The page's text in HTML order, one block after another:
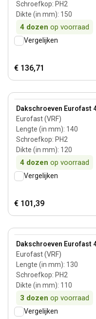
Schroefkop: PH2
Dikte (in mm): 150
4 dozen op voorraad
Vergelijken
€ 136,71
Dakschroeven Eurofast
Eurofast (VRF)
Lengte (in mm): 140
Schroefkop: PH2
Dikte (in mm): 120
4 dozen op voorraad
View product
Vergelijken
€ 101,39
Dakschroeven Eurofast
Eurofast (VRF)
Lengte (in mm): 130
Schroefkop: PH2
Dikte (in mm): 110
3 dozen op voorraad
View product
Vergelijken